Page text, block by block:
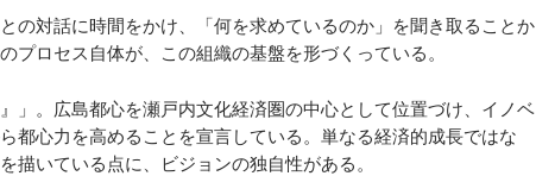
の対話に時間をかけ、「何を求めているのか」を聞き取ることか
プロセス自体が、この組織の基盤を形づくっている。
」。広島都心を瀬戸内文化経済圏の中心として位置づけ、イノベ
都心力を高めることを宣言している。単なる経済的成長ではな
描いている点に、ビジョンの独自性がある。